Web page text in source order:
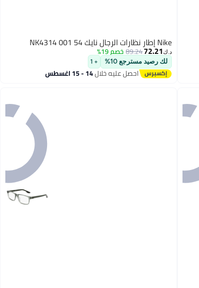
Nike إطار نظارات الرجال نايك NK4314 001 54
د.ك‏72.21
89.24خصم 19%
لك رصيد مسترجع 10% + 1
احصل عليه خلال14 - 15 اغسطس